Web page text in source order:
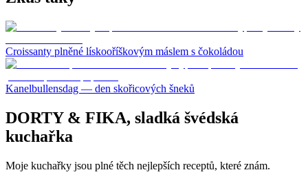
Croissanty plněné lískooříškovým máslem s čokoládou
Kanelbullensdag — den skořicových šneků
DORTY & FIKA, sladká švédská
kuchařka
Moje kuchařky jsou plné těch nejlepších receptů, které znám.